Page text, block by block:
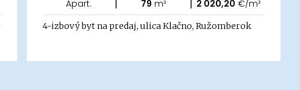
Apart. 79 m² 2 020,20 €/m²
4-izbový byt na predaj, ulica Klačno, Ružomberok